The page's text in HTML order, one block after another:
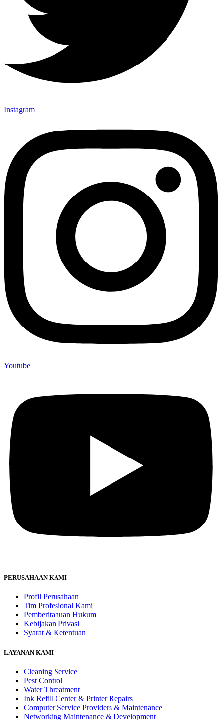
Instagram
Youtube
PERUSAHAAN KAMI
Profil Perusahaan
Tim Profesional Kami
Pemberitahuan Hukum
Kebijakan Privasi
Syarat & Ketentuan
LAYANAN KAMI
Cleaning Service
Pest Control
Water Threatment
Ink Refill Center & Printer Repairs
Computer Service Providers & Maintenance
Networking Maintenance & Development